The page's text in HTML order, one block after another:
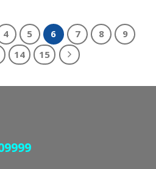
4 5 6 7 8
9
14 15